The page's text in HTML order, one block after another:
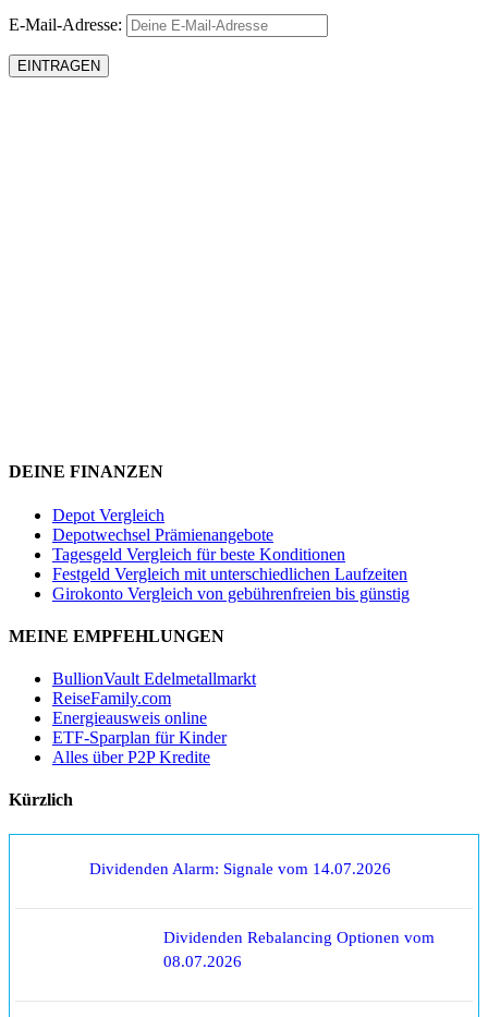
E-Mail-Adresse:
DEINE FINANZEN
Depot Vergleich
Depotwechsel Prämienangebote
Tagesgeld Vergleich für beste Konditionen
Festgeld Vergleich mit unterschiedlichen Laufzeiten
Girokonto Vergleich von gebührenfreien bis günstig
MEINE EMPFEHLUNGEN
BullionVault Edelmetallmarkt
ReiseFamily.com
Energieausweis online
ETF-Sparplan für Kinder
Alles über P2P Kredite
Kürzlich
Dividenden Alarm: Signale vom 14.07.2026
Dividenden Rebalancing Optionen vom
08.07.2026